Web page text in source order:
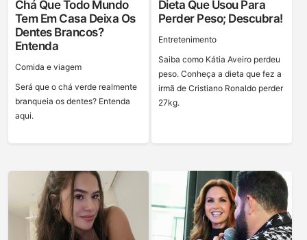
Chá Que Todo Mundo
Tem Em Casa Deixa Os
Dentes Brancos?
Entenda
Сomida e viagem
Será que o chá verde realmente
branqueia os dentes? Entenda
aqui.
Dieta Que Usou Para
Perder Peso; Descubra!
Entretenimento
Saiba como Kátia Aveiro perdeu
peso. Conheça a dieta que fez a
irmã de Cristiano Ronaldo perder
27kg.